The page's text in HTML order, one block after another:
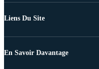
Liens Du Site
En Savoir Davantage